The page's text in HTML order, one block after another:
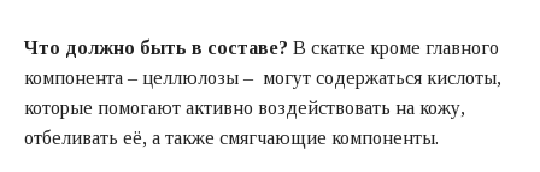
Что должно быть в составе? В скатке кроме главного
компонента – целлюлозы – могут содержаться кислоты,
которые помогают активно воздействовать на кожу,
отбеливать её, а также смягчающие компоненты.